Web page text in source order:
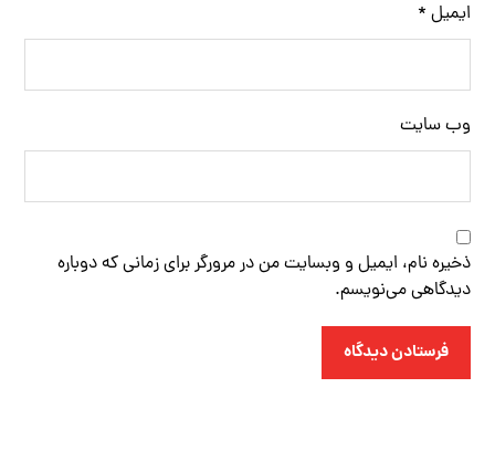
ایمیل *
وب‌ سایت
ذخیره نام، ایمیل و وبسایت من در مرورگر برای زمانی که دوباره
دیدگاهی می‌نویسم.
فرستادن دیدگاه